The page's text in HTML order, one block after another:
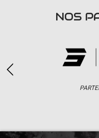
PARTENAIRES
accéder à
NOS